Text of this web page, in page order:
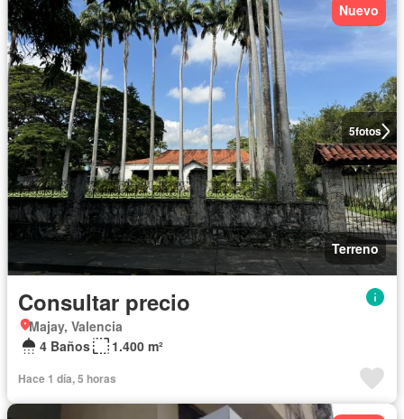
5fotos
Nuevo
Terreno
Consultar precio
Majay, Valencia
4 Baños
1.400 m²
Hace 1 día, 5 horas